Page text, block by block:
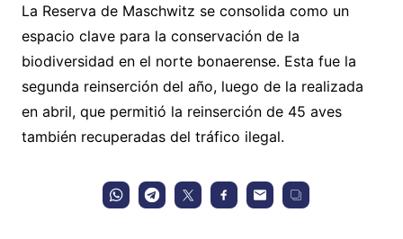
La Reserva de Maschwitz se consolida como un
espacio clave para la conservación de la
biodiversidad en el norte bonaerense. Esta fue la
segunda reinserción del año, luego de la realizada
en abril, que permitió la reinserción de 45 aves
también recuperadas del tráfico ilegal.